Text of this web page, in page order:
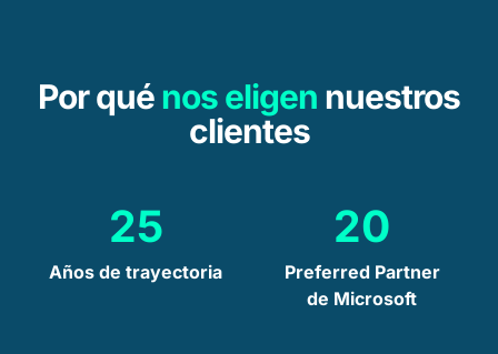
Por qué nos eligen nuestros
clientes
25
Años de trayectoria
20
Preferred Partner
de Microsoft